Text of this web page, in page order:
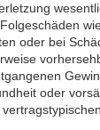
oder bei
oder